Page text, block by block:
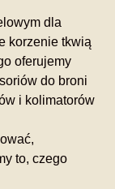
dla
korzenie tkwią
oferujemy
do broni
i kolimatorów
to, czego